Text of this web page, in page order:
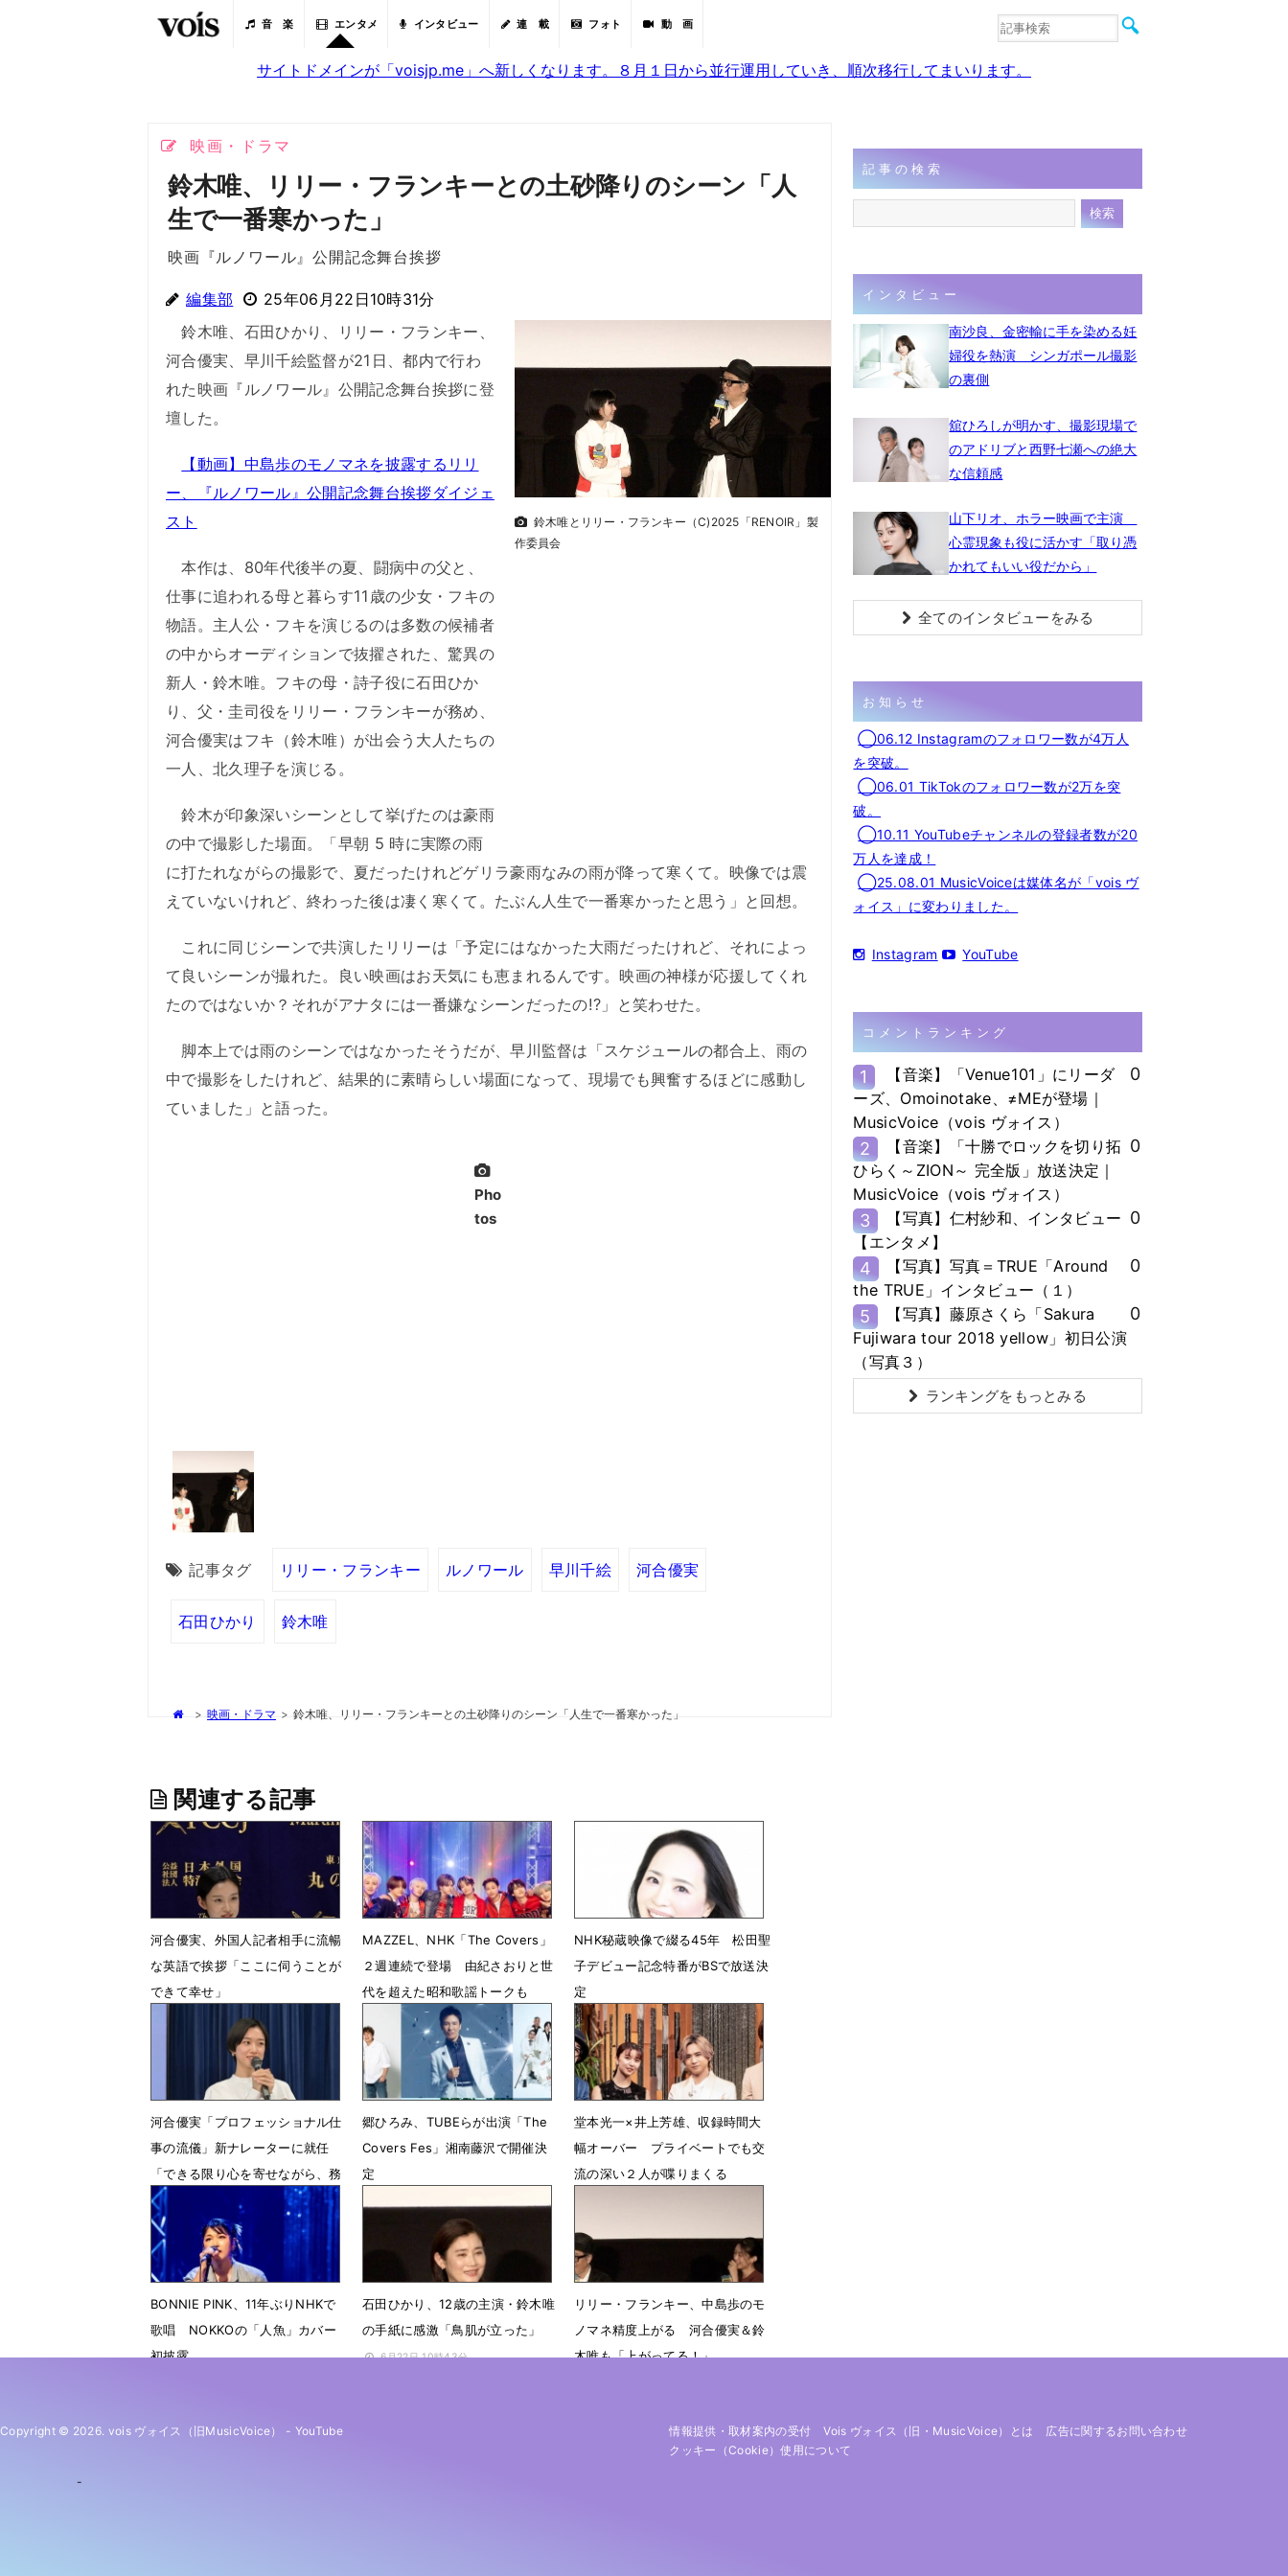
音 楽 エンタメ インタビュー 連 載 フォト 動 画
音楽
サイトドメインが「voisjp.me」へ新しくなります。８月１日から並行運用していき、順次移行してまいります。
映画・ドラマ
鈴木唯、リリー・フランキーとの土砂降りのシーン「人
生で一番寒かった」
映画『ルノワール』公開記念舞台挨拶
編集部 25年06月22日10時31分
鈴木唯とリリー・フランキー（C)2025「RENOIR」製
作委員会
鈴木唯、石田ひかり、リリー・フランキー、
河合優実、早川千絵監督が21日、都内で行わ
れた映画『ルノワール』公開記念舞台挨拶に登
壇した。
【動画】中島歩のモノマネを披露するリリ
ー、『ルノワール』公開記念舞台挨拶ダイジェ
スト
本作は、80年代後半の夏、闘病中の父と、
仕事に追われる母と暮らす11歳の少女・フキの
物語。主人公・フキを演じるのは多数の候補者
の中からオーディションで抜擢された、驚異の
新人・鈴木唯。フキの母・詩子役に石田ひか
り、父・圭司役をリリー・フランキーが務め、
河合優実はフキ（鈴木唯）が出会う大人たちの
一人、北久理子を演じる。
鈴木が印象深いシーンとして挙げたのは豪雨
の中で撮影した場面。「早朝 5 時に実際の雨
に打たれながらの撮影で、夏だったけれどゲリラ豪雨なみの雨が降って寒くて。映像では震
えていないけれど、終わった後は凄く寒くて。たぶん人生で一番寒かったと思う」と回想。
これに同じシーンで共演したリリーは「予定にはなかった大雨だったけれど、それによっ
て良いシーンが撮れた。良い映画はお天気にも恵まれるんです。映画の神様が応援してくれ
たのではないか？それがアナタには一番嫌なシーンだったの!?」と笑わせた。
脚本上では雨のシーンではなかったそうだが、早川監督は「スケジュールの都合上、雨の
中で撮影をしたけれど、結果的に素晴らしい場面になって、現場でも興奮するほどに感動し
ていました」と語った。
Pho
tos
記事タグ リリー・フランキー ルノワール 早川千絵 河合優実
石田ひかり 鈴木唯
> 映画・ドラマ > 鈴木唯、リリー・フランキーとの土砂降りのシーン「人生で一番寒かった」
関連する記事
河合優実、外国人記者相手に流暢
な英語で挨拶「ここに伺うことが
できて幸せ」
6月23日 22時02分
MAZZEL、NHK「The Covers」
２週連続で登場 由紀さおりと世
代を超えた昭和歌謡トークも
4月30日 14時19分
NHK秘蔵映像で綴る45年 松田聖
子デビュー記念特番がBSで放送決
定
3月18日 07時00分
河合優実「プロフェッショナル仕
事の流儀」新ナレーターに就任
「できる限り心を寄せながら、務
められれば」
3月10日 14時47分
郷ひろみ、TUBEらが出演「The
Covers Fes」湘南藤沢で開催決
定
堂本光一×井上芳雄、収録時間大
幅オーバー プライベートでも交
流の深い２人が喋りまくる
BONNIE PINK、11年ぶりNHKで
歌唱 NOKKOの「人魚」カバー
初披露
石田ひかり、12歳の主演・鈴木唯
の手紙に感激「鳥肌が立った」
6月22日 10時43分
リリー・フランキー、中島歩のモ
ノマネ精度上がる 河合優実＆鈴
木唯も「上がってる！」
記事の検索
インタビュー
南沙良、金密輸に手を染める妊
婦役を熱演 シンガポール撮影
の裏側
舘ひろしが明かす、撮影現場で
のアドリブと西野七瀬への絶大
な信頼感
山下リオ、ホラー映画で主演
心霊現象も役に活かす「取り憑
かれてもいい役だから」
全てのインタビューをみる
お知らせ
◯06.12 Instagramのフォロワー数が4万人
を突破。
◯06.01 TikTokのフォロワー数が2万を突
破。
◯10.11 YouTubeチャンネルの登録者数が20
万人を達成！
◯25.08.01 MusicVoiceは媒体名が「vois ヴ
ォイス」に変わりました。
Instagram YouTube
コメントランキング
1
【音楽】「Venue101」にリーダ
ーズ、Omoinotake、≠MEが登場｜
MusicVoice（vois ヴォイス）
0
2
【音楽】「十勝でロックを切り拓
ひらく～ZION～ 完全版」放送決定｜
MusicVoice（vois ヴォイス）
0
3
【写真】仁村紗和、インタビュー
【エンタメ】
0
4
【写真】写真＝TRUE「Around
the TRUE」インタビュー（１）
0
5
【写真】藤原さくら「Sakura
Fujiwara tour 2018 yellow」初日公演
（写真３）
0
ランキングをもっとみる
Copyright © 2026. vois ヴォイス（旧MusicVoice） - YouTube 情報提供・取材案内の受付 Vois ヴォイス（旧・MusicVoice）とは
広告に関するお問い合わせ
クッキー（cookie）使用について
-